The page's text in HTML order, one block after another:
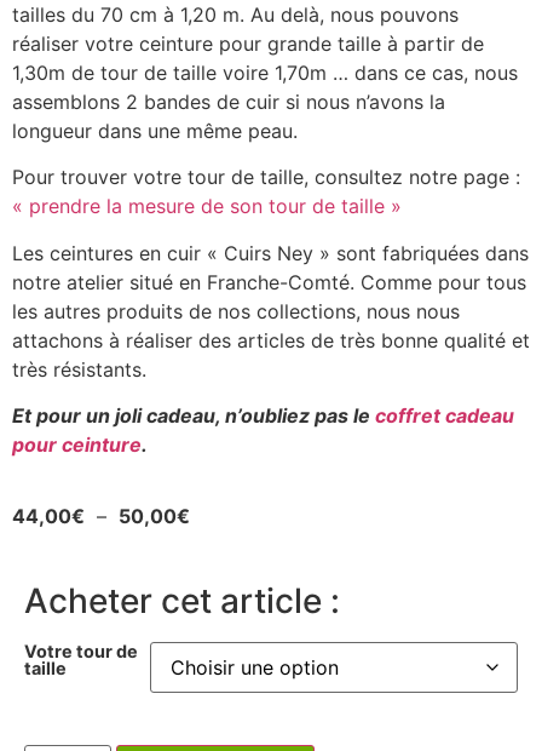
tailles du 70 cm à 1,20 m. Au delà, nous pouvons
réaliser votre ceinture pour grande taille à partir de
1,30m de tour de taille voire 1,70m … dans ce cas, nous
assemblons 2 bandes de cuir si nous n’avons la
longueur dans une même peau.
Pour trouver votre tour de taille, consultez notre page :
« prendre la mesure de son tour de taille »
Les ceintures en cuir « Cuirs Ney » sont fabriquées dans
notre atelier situé en Franche-Comté. Comme pour tous
les autres produits de nos collections, nous nous
attachons à réaliser des articles de très bonne qualité et
très résistants.
Et pour un joli cadeau, n’oubliez pas le coffret cadeau
pour ceinture.
44,00€ – 50,00€
Acheter cet article :
Votre tour de
taille